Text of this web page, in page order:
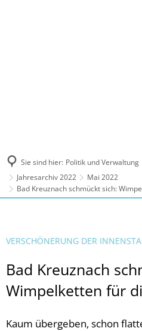
Sie sind hier: Politik und Verwaltung
Jahresarchiv 2022
Mai 2022
Bad Kreuznach schmückt sich:
VERSCHÖNERUNG DER
Bad Kreuznach
Wimpelketten für
Kaum übergeben, schon